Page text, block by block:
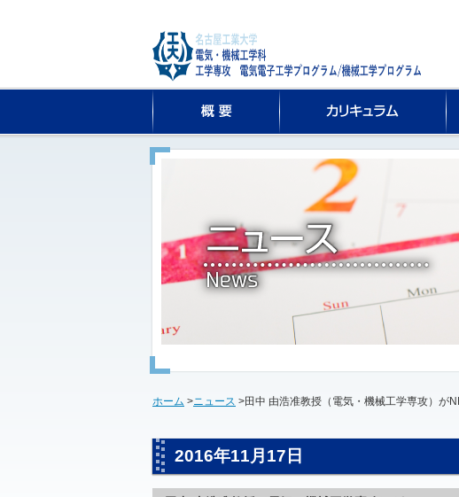
ホーム >ニュース >田中 由浩准教授（電気・機械工学専攻）が
2016年11月17日